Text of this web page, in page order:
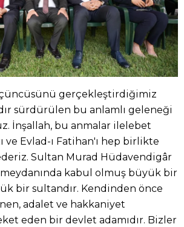
gerçekleştirdiğimiz
sürdürülen bu anlamlı geleneği
İnşallah, bu anmalar ilelebet
ve Evlad-ı Fatihan'ı hep birlikte
Sultan Murad Hüdavendigâr
meydanında kabul olmuş büyük bir
bir sultandır. Kendinden önce
adalet ve hakkaniyet
eden bir devlet adamıdır. Bizler